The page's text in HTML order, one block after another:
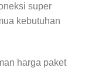
super
kebutuhan
harga paket